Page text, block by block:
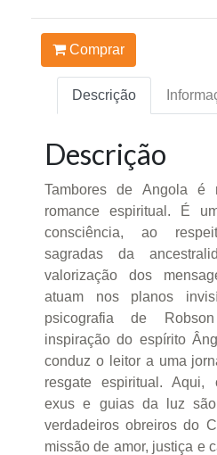
Comprar
Descrição
Descrição
Tambores de Angola é
romance espiritual. É
consciência, ao
sagradas da
valorização dos
atuam nos planos
psicografia de
inspiração do espírito
conduz o leitor a uma
resgate espiritual. Aqui,
exus e guias da luz são
verdadeiros obreiros do
missão de amor, justiça e